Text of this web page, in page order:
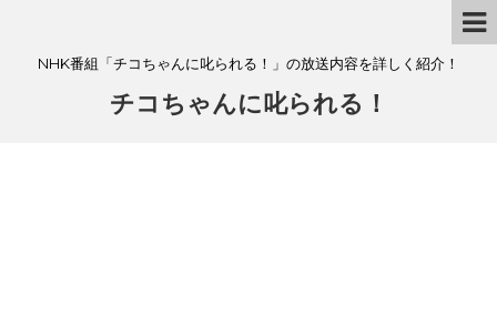
NHK番組「チコちゃんに叱られる！」の放送内容を詳しく紹介！
チコちゃんに叱られる！